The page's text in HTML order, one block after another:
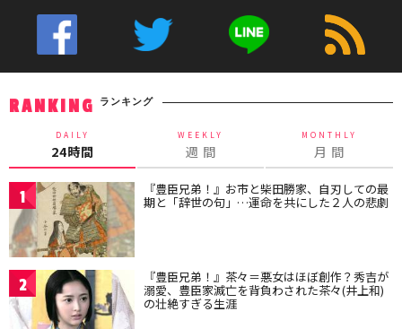
RANKING ランキング
DAILY
24時間
WEEKLY
週 間
MONTHLY
月 間
1 『豊臣兄弟！』お市と柴田勝家、自刃しての最
期と「辞世の句」…運命を共にした２人の悲劇
2 『豊臣兄弟！』茶々＝悪女はほぼ創作？秀吉が
溺愛、豊臣家滅亡を背負わされた茶々(井上和)
の壮絶すぎる生涯